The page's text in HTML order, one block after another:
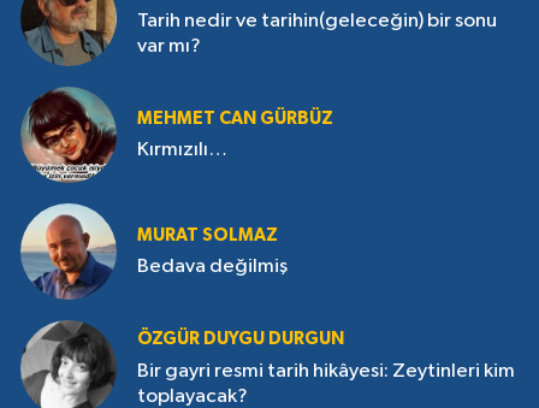
Tarih nedir ve tarihin(geleceğin) bir sonu
var mı?
MEHMET CAN GÜRBÜZ
Kırmızılı…
MURAT SOLMAZ
Bedava değilmiş
ÖZGÜR DUYGU DURGUN
Bir gayri resmi tarih hikâyesi: Zeytinleri kim
toplayacak?